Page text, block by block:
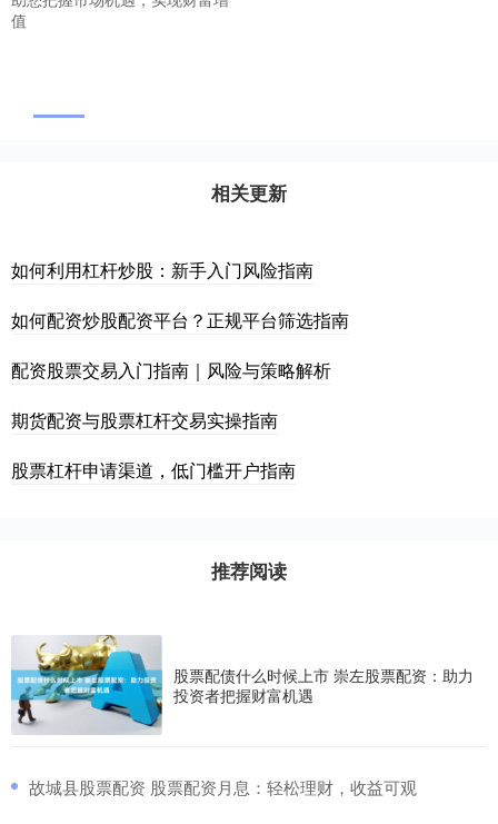
值
相关更新
如何利用杠杆炒股：新手入门风险指南
如何配资炒股配资平台？正规平台筛选指南
配资股票交易入门指南｜风险与策略解析
期货配资与股票杠杆交易实操指南
股票杠杆申请渠道，低门槛开户指南
推荐阅读
股票配债什么时候上市 崇左股票配资：助力
投资者把握财富机遇
​故城县股票配资 股票配资月息：轻松理财，收益可观